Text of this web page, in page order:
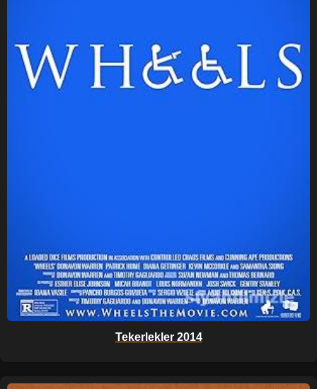
Tekerlekler 2014